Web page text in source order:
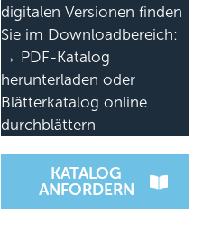
digitalen Versionen finden
Sie im Downloadbereich:
→ PDF-Katalog
herunterladen oder
Blätterkatalog online
durchblättern
KATALOG
ANFORDERN